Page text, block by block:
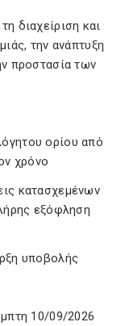
διαχείριση και
την ανάπτυξη
προστασία των
ορίου από
χρόνο
κατασχεμένων
εξόφληση
υποβολής
10/09/2026